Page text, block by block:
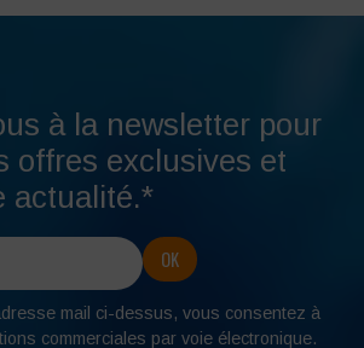
à la newsletter pour
offres exclusives et
actualité.*
mail ci-dessus, vous consentez à
commerciales par voie électronique.